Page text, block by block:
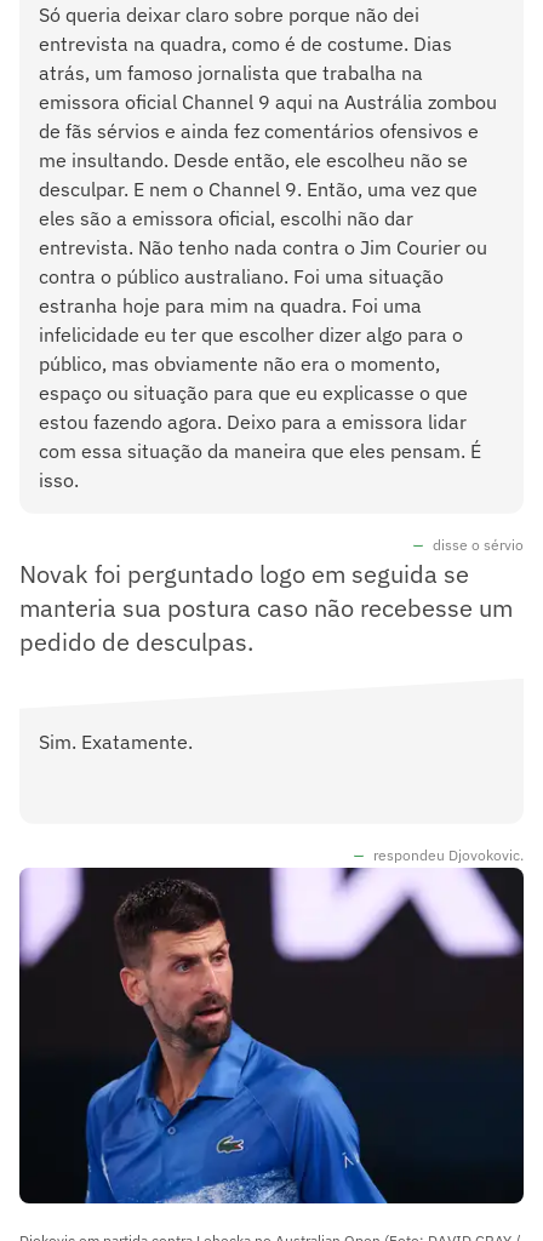
Só queria deixar claro sobre porque não dei
entrevista na quadra, como é de costume. Dias
atrás, um famoso jornalista que trabalha na
emissora oficial Channel 9 aqui na Austrália zombou
de fãs sérvios e ainda fez comentários ofensivos e
me insultando. Desde então, ele escolheu não se
desculpar. E nem o Channel 9. Então, uma vez que
eles são a emissora oficial, escolhi não dar
entrevista. Não tenho nada contra o Jim Courier ou
contra o público australiano. Foi uma situação
estranha hoje para mim na quadra. Foi uma
infelicidade eu ter que escolher dizer algo para o
público, mas obviamente não era o momento,
espaço ou situação para que eu explicasse o que
estou fazendo agora. Deixo para a emissora lidar
com essa situação da maneira que eles pensam. É
isso.
disse o sérvio
Novak foi perguntado logo em seguida se
manteria sua postura caso não recebesse um
pedido de desculpas.
Sim. Exatamente.
respondeu Djovokovic.